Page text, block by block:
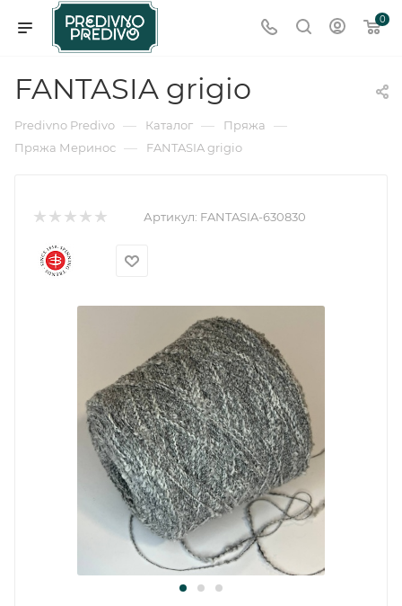
0
FANTASIA grigio
Predivno Predivo — Каталог — Пряжа —
Пряжа Меринос — FANTASIA grigio
Артикул: FANTASIA-630830